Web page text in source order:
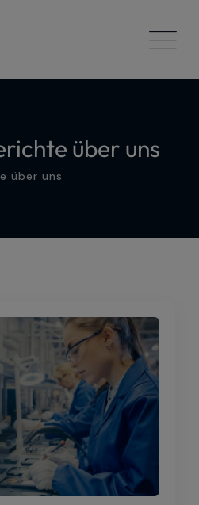
über uns
über uns